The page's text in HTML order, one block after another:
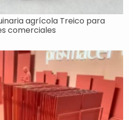
agrícola Treico para
comerciales